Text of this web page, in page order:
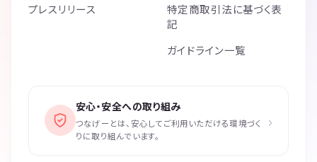
プレスリリース
特定商取引法に基づく表
記
ガイドライン一覧
安心・安全への取り組み
つなげーとは、安心してご利用いただける環境づく
りに取り組んでいます。
›